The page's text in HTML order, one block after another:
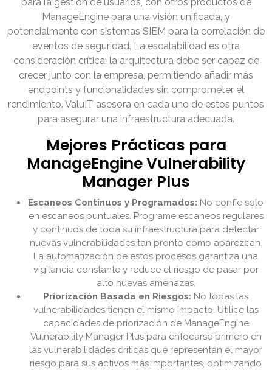
ManageEngine para una visión unificada, y
potencialmente con sistemas SIEM para la correlación de
eventos de seguridad. La escalabilidad es otra
consideración crítica; la arquitectura debe ser capaz de
crecer junto con la empresa, permitiendo añadir más
endpoints y funcionalidades sin comprometer el
rendimiento. ValuIT asesora en cada uno de estos puntos
para asegurar una infraestructura adecuada.
Mejores Prácticas para
ManageEngine Vulnerability
Manager Plus
Escaneos Continuos y Programados: No confíe solo
en escaneos puntuales. Programe escaneos regulares
y continuos de toda su infraestructura para detectar
nuevas vulnerabilidades tan pronto como aparezcan.
La automatización de estos procesos garantiza una
vigilancia constante y reduce el riesgo de pasar por
alto nuevas amenazas.
Priorización Basada en Riesgos: No todas las
vulnerabilidades tienen el mismo impacto. Utilice las
capacidades de priorización de ManageEngine
Vulnerability Manager Plus para enfocarse primero en
las vulnerabilidades críticas que representan el mayor
riesgo para sus activos más importantes, optimizando